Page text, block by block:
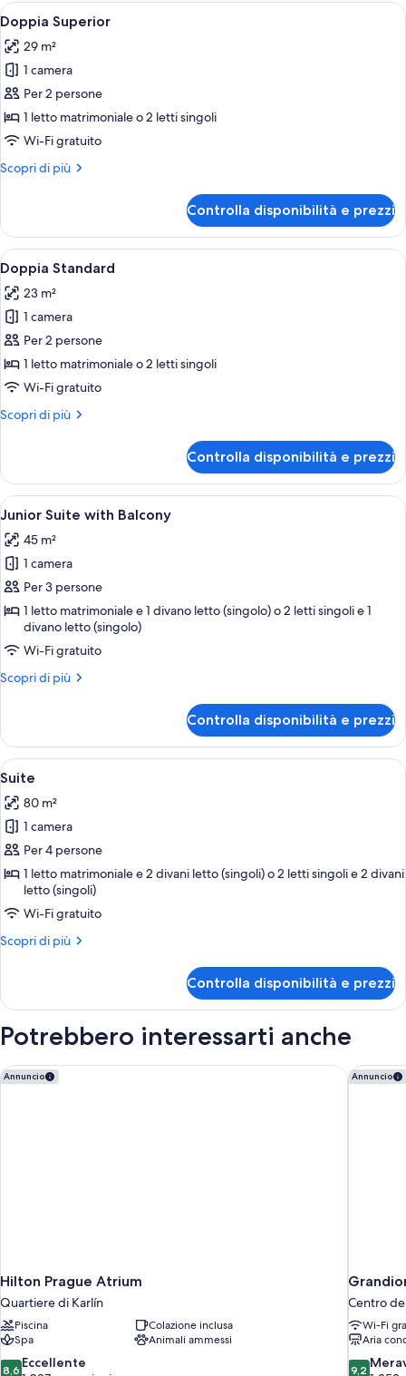
Apri
tutte
le
foto
per
Doppia
Superior
Una camera d'albergo con un letto
1
Doppia Superior
29 m²
1 camera
Per 2 persone
1 letto matrimoniale o 2 letti singoli
Wi-Fi gratuito
Scopri di più
Altri
Superior
Controlla disponibilità e prezzi
Apri
tutte
le
foto
per
Doppia
Standard
Una camera d'albergo con un letto
5
Doppia Standard
23 m²
1 camera
Per 2 persone
1 letto matrimoniale o 2 letti singoli
Wi-Fi gratuito
Scopri di più
Altri
Standard
Controlla disponibilità e prezzi
Apri
tutte
le
foto
per
Junior
Suite
with
Balcony
Una camera d'albergo con un letto,
7
Junior Suite with Balcony
45 m²
1 camera
Per 3 persone
1 letto matrimoniale e 1 divano letto (singolo) o 2 letti singoli e 1
divano letto (singolo)
Wi-Fi gratuito
Scopri di più
Altri
Suite
with
Balcony
Controlla disponibilità e prezzi
Apri
tutte
le
foto
per
Suite
Una camera da letto con un letto
7
Suite
80 m²
1 camera
Per 4 persone
1 letto matrimoniale e 2 divani letto (singoli) o 2 letti singoli e 2 divani
letto (singoli)
Wi-Fi gratuito
Scopri di più
Altri
Controlla disponibilità e prezzi
Potrebbero interessarti anche
Annuncio
Hilton Prague Atrium
Quartiere di Karlín
Piscina
Colazione inclusa
Spa
Animali ammessi
8.6
8,6 Eccellente
Hilton Prague Atrium Annuncio
Centro
Wi-Fi
Aria
9.2
9,2